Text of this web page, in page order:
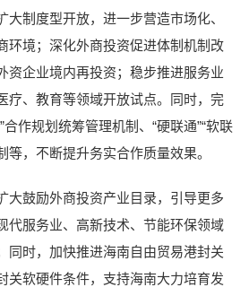
大制度型开放，进一步营造市场化、
环境；深化外商投资促进体制机制改
资企业境内再投资；稳步推进服务业
疗、教育等领域开放试点。同时，完
作规划统筹管理机制、“硬联通”“软联
等，不断提升务实合作质量效果。
大鼓励外商投资产业目录，引导更多
代服务业、高新技术、节能环保领域
同时，加快推进海南自由贸易港封关
关软硬件条件，支持海南大力培育发